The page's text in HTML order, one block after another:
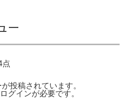
ー
点
投稿されています。
ログインが必要です。